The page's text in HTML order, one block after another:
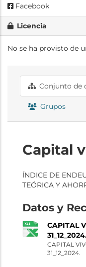
Facebook
Licencia
No se ha provisto de
Conjunto de
Grupos
Capital
ÍNDICE DE
TEÓRICA Y
Datos y
CAPITAL
CAPITAL
31_12_2024.